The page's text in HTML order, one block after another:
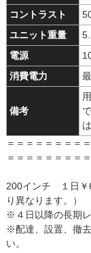
コントラスト
ユニット重量
電源
消費電力
備考
＝＝＝＝＝＝＝＝
＝＝＝＝＝＝＝＝
参考レン
200インチ １日￥
り異なります。）
※４日以降の長期
※配達、設置、撤
い。